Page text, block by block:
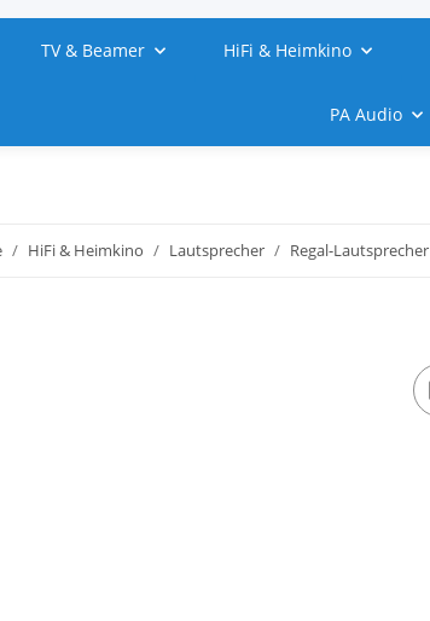
TV & Beamer HiFi & Heimkino
PA Audio
HiFi & Heimkino Lautsprecher Regal-Lautsprecher